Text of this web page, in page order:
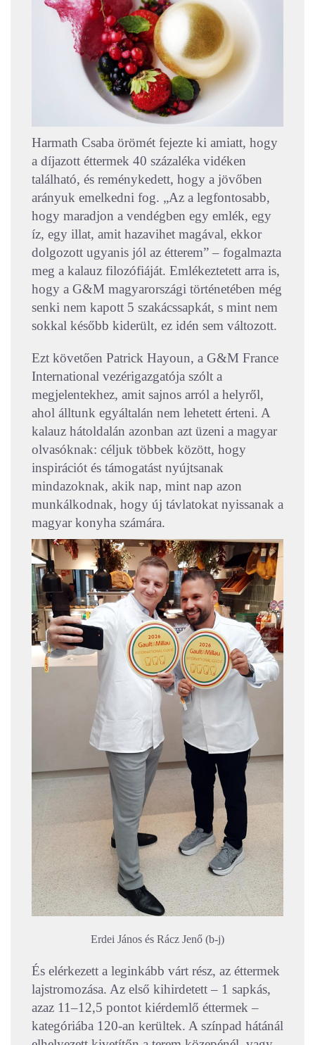
Harmath Csaba örömét fejezte ki amiatt, hogy
a díjazott éttermek 40 százaléka vidéken
található, és reménykedett, hogy a jövőben
arányuk emelkedni fog. „Az a legfontosabb,
hogy maradjon a vendégben egy emlék, egy
íz, egy illat, amit hazavihet magával, ekkor
dolgozott ugyanis jól az étterem” – fogalmazta
meg a kalauz filozófiáját. Emlékeztetett arra is,
hogy a G&M magyarországi történetében még
senki nem kapott 5 szakácssapkát, s mint nem
sokkal később kiderült, ez idén sem változott.
Ezt követően Patrick Hayoun, a G&M France
International vezérigazgatója szólt a
megjelentekhez, amit sajnos arról a helyről,
ahol álltunk egyáltalán nem lehetett érteni. A
kalauz hátoldalán azonban azt üzeni a magyar
olvasóknak: céljuk többek között, hogy
inspirációt és támogatást nyújtsanak
mindazoknak, akik nap, mint nap azon
munkálkodnak, hogy új távlatokat nyissanak a
magyar konyha számára.
Erdei János és Rácz Jenő (b-j)
És elérkezett a leginkább várt rész, az éttermek
lajstromozása. Az első kihirdetett – 1 sapkás,
azaz 11–12,5 pontot kiérdemlő éttermek –
kategóriába 120-an kerültek. A színpad hátánál